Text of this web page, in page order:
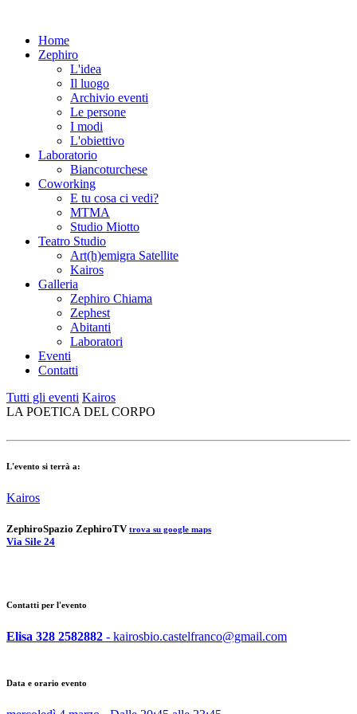
Home
Zephiro
L'idea
Il luogo
Archivio eventi
Le persone
I modi
L'obiettivo
Laboratorio
Biancoturchese
Coworking
E tu cosa ci vedi?
MTMA
Studio Miotto
Teatro Studio
Art(h)emigra Satellite
Kairos
Galleria
Zephiro Chiama
Zephest
Abitanti
Laboratori
Eventi
Contatti
Tutti gli eventi Kairos
LA POETICA DEL CORPO
L'evento si terrà a:
Kairos
ZephiroSpazio ZephiroTV trova su google maps
Via Sile 24
Contatti per l'evento
Elisa 328 2582882 - kairosbio.castelfranco@gmail.com
Data e orario evento